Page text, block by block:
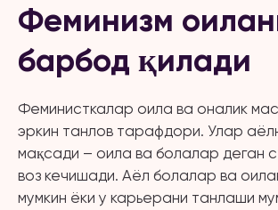
Феминизм
барбод қилади
Феминисткалар оила ва оналик
эркин танлов тарафдори. Улар
мақсади – оила ва болалар деган
воз кечишади. Аёл болалар ва
мумкин ёки у карьерани танлаши